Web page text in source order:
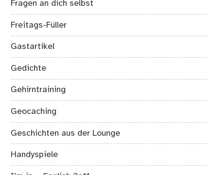
Fragen an dich selbst
Freitags-Füller
Gastartikel
Gedichte
Gehirntraining
Geocaching
Geschichten aus der Lounge
Handyspiele